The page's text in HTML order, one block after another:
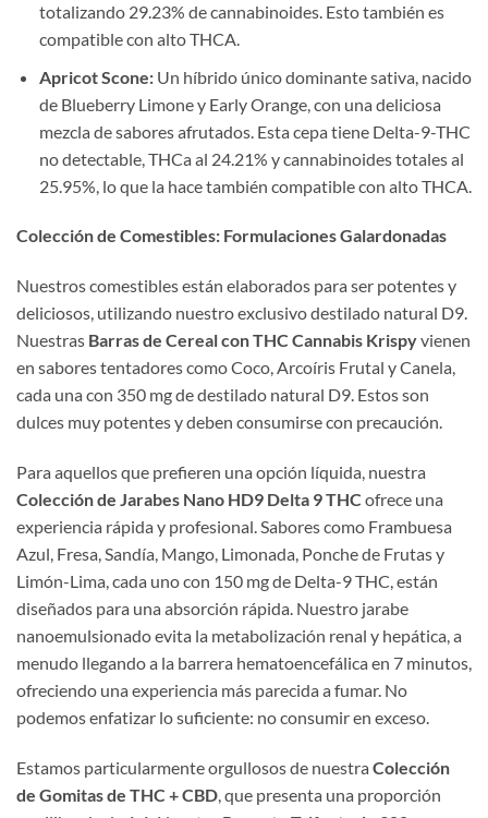
totalizando 29.23% de cannabinoides. Esto también es
compatible con alto THCA.
Apricot Scone:Un híbrido único dominante sativa, nacido
de Blueberry Limone y Early Orange, con una deliciosa
mezcla de sabores afrutados. Esta cepa tiene Delta-9-THC
no detectable, THCa al 24.21% y cannabinoides totales al
25.95%, lo que la hace también compatible con alto THCA.
Colección de Comestibles: Formulaciones Galardonadas
Nuestros comestibles están elaborados para ser potentes y
deliciosos, utilizando nuestro exclusivo destilado natural D9.
Nuestras Barras de Cereal con THC Cannabis Krispyvienen
en sabores tentadores como Coco, Arcoíris Frutal y Canela,
cada una con 350 mg de destilado natural D9. Estos son
dulces muy potentes y deben consumirse con precaución.
Para aquellos que prefieren una opción líquida, nuestra
Colección de Jarabes Nano HD9 Delta 9 THC ofrece una
experiencia rápida y profesional. Sabores como Frambuesa
Azul, Fresa, Sandía, Mango, Limonada, Ponche de Frutas y
Limón-Lima, cada uno con 150 mg de Delta-9 THC, están
diseñados para una absorción rápida. Nuestro jarabe
nanoemulsionado evita la metabolización renal y hepática, a
menudo llegando a la barrera hematoencefálica en 7 minutos,
ofreciendo una experiencia más parecida a fumar. No
podemos enfatizar lo suficiente: no consumir en exceso.
Estamos particularmente orgullosos de nuestra Colección
de Gomitas de THC + CBD, que presenta una proporción